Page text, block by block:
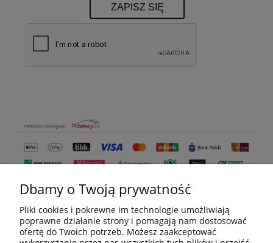
ZAPISZ SIĘ
Dbamy o Twoją prywatność
Pliki cookies i pokrewne im technologie umożliwiają
poprawne działanie strony i pomagają nam dostosować
ofertę do Twoich potrzeb. Możesz zaakceptować